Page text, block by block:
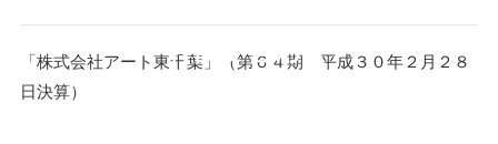
お問い合わせ
「株式会社アート東千葉」（第６４期 平成３０年２月２８
日決算）